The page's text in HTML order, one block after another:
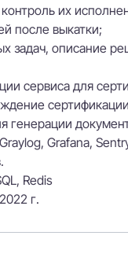
их
после выкатки;
задач, описание
сервиса для
генерации
Grafana,
Redis
г.